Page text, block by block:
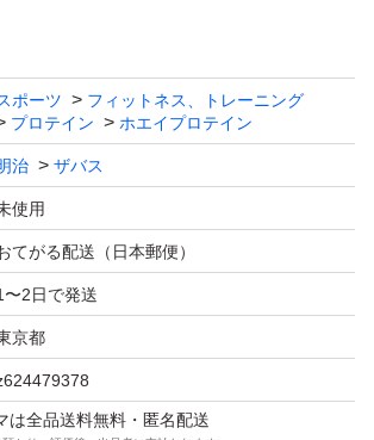
ン, V.C, V.D）
たします。
ポーツ
フィットネス、トレーニング
プロテイン
ホエイプロテイン
治 ザバス
使用
てがる配送（日本郵便）
〜2日で発送
京都
は全品送料無料・匿名配送